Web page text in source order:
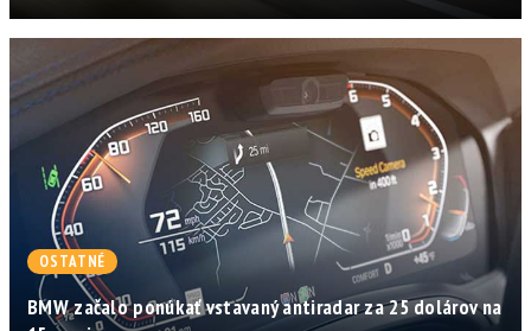
OSTATNÉ
BMW začalo ponúkať vstavaný antiradar za 25 dolárov na